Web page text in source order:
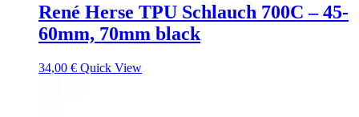
René Herse TPU Schlauch 700C – 45-
60mm, 70mm black
34,00 € Quick View